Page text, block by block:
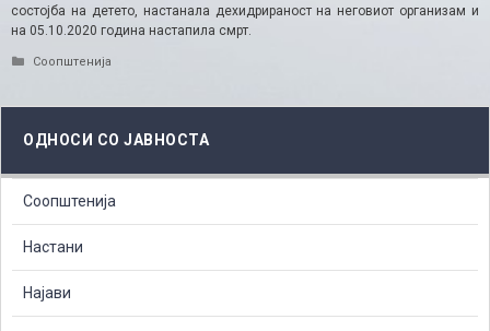
состојба на детето, настанала дехидрираност на неговиот организам и
на 05.10.2020 година настапила смрт.​
Categories
Соопштенија
ОДНОСИ СО ЈАВНОСТА
Соопштенија
Настани
Најави